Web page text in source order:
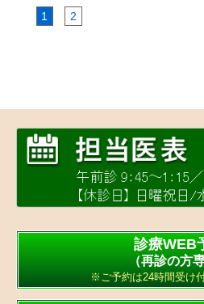
1 2
診療WEB
（再診の方
※ご予約は24時間受け